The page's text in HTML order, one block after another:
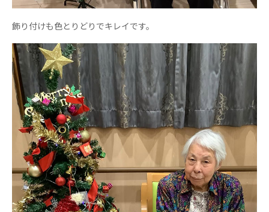
特定非営利活動法人アート応援隊
その他
Mediclude 株式会社アジアメデカ元気事業団
株式会社フラワーコミュニティ放送
Medicare Lead Japan
株式会社日本医科学研究所
特定非営利活動法人共生フォーラム
一般社団法人フードラボジャパン
特定非営利活動法人日本医療福祉機構
飾り付けも色とりどりでキレイです。